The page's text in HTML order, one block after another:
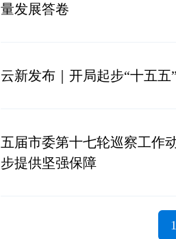
量发展答卷
云新发布｜开局起步“十五
五届市委第十七轮巡察工作
步提供坚强保障
1